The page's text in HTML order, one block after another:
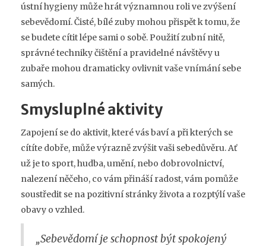
ústní hygieny může hrát významnou roli ve zvýšení
sebevědomí. Čisté, bílé zuby mohou přispět k tomu, že
se budete cítit lépe sami o sobě. Použití zubní nitě,
správné techniky čištění a pravidelné návštěvy u
zubaře mohou dramaticky ovlivnit vaše vnímání sebe
samých.
Smysluplné aktivity
Zapojení se do aktivit, které vás baví a při kterých se
cítíte dobře, může výrazně zvýšit vaši sebedůvěru. Ať
už je to sport, hudba, umění, nebo dobrovolnictví,
nalezení něčeho, co vám přináší radost, vám pomůže
soustředit se na pozitivní stránky života a rozptýlí vaše
obavy o vzhled.
„Sebevědomí je schopnost být spokojený